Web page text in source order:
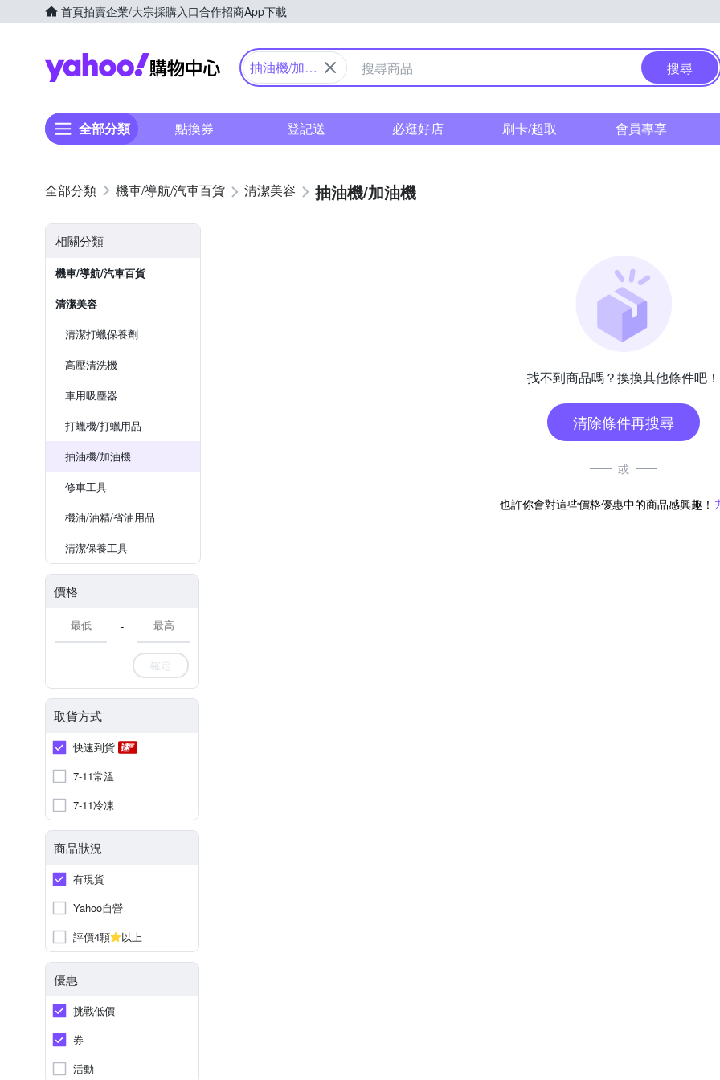
首頁拍賣企業/大宗採購入口合作招商App下載
Yahoo購物中心
抽油機/加油
搜尋
全部分類 點換券 登記送 必逛好店 刷卡/超取 會員專享
機車/導航/汽車百貨 清潔美容 抽油機/加油機
相關分類
機車/導航/汽車百貨
清潔美容
清潔打蠟保養劑
高壓清洗機
車用吸塵器
打蠟機/打蠟用品
抽油機/加油機
修車工具
機油/油精/省油用品
清潔保養工具
價格
-
確定
取貨方式
快速到貨
7-11常溫
7-11冷凍
商品狀況
有現貨
Yahoo自營
評價4顆
以上
優惠
挑戰低價
券
活動
找不到商品嗎？換換其他條件吧！
清除條件再搜尋
或
也許你會對這些價格優惠中的商品感興趣！